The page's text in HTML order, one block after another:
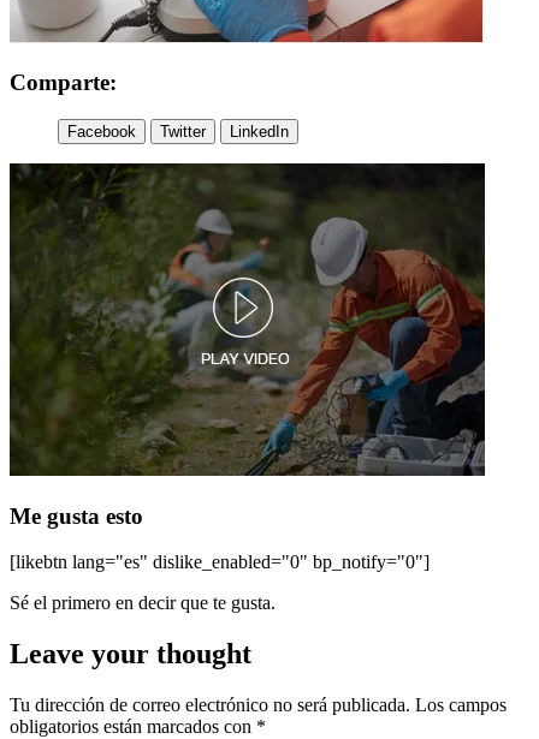
Comparte:
Facebook Twitter LinkedIn
Me gusta esto
[likebtn lang="es" dislike_enabled="0" bp_notify="0"]
Sé el primero en decir que te gusta.
Leave your thought
Tu dirección de correo electrónico no será publicada. Los campos
obligatorios están marcados con *